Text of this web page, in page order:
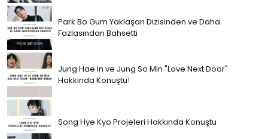
Park Bo Gum Yaklaşan Dizisinden ve Daha
Fazlasından Bahsetti
Jung Hae In ve Jung So Min "Love Next Door"
Hakkında Konuştu!
Song Hye Kyo Projeleri Hakkında Konuştu